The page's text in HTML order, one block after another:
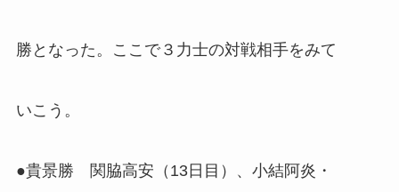
勝となった。ここで３力士の対戦相手をみて
いこう。
●貴景勝 関脇高安（13日目）、小結阿炎・